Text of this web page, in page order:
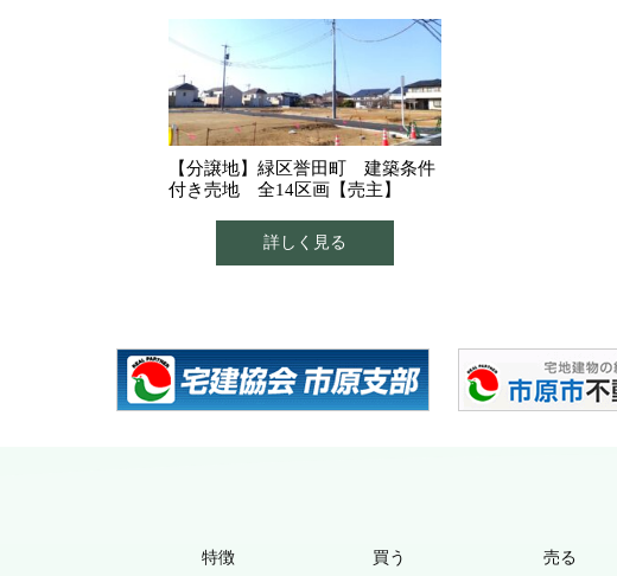
【分譲地】緑区誉田町 建築条件
付き売地 全14区画【売主】
詳しく見る
特徴 買う 売る